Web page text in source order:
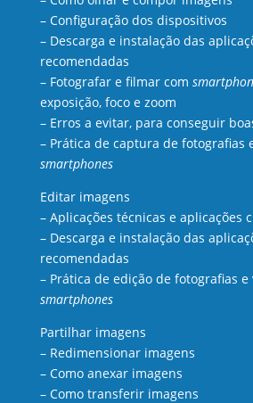
– Configuração dos dispositivos
– Descarga e instalação das
recomendadas
– Fotografar e filmar com
exposição, foco e zoom
– Erros a evitar, para conseguir
– Prática de captura de fotografias
smartphones
Editar imagens
– Aplicações técnicas e aplicações
– Descarga e instalação das
recomendadas
– Prática de edição de fotografias e
smartphones
Partilhar imagens
– Redimensionar imagens
– Como anexar imagens
– Como transferir imagens